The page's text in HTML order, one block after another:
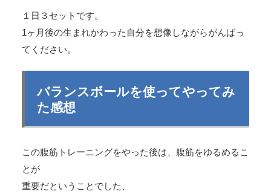
１日３セットです。
1ヶ月後の生まれかわった自分を想像しながらがんばっ
てください。
バランスボールを使ってやってみ
た感想
この腹筋トレーニングをやった後は、腹筋をゆるめるこ
とが
重要だということでした、